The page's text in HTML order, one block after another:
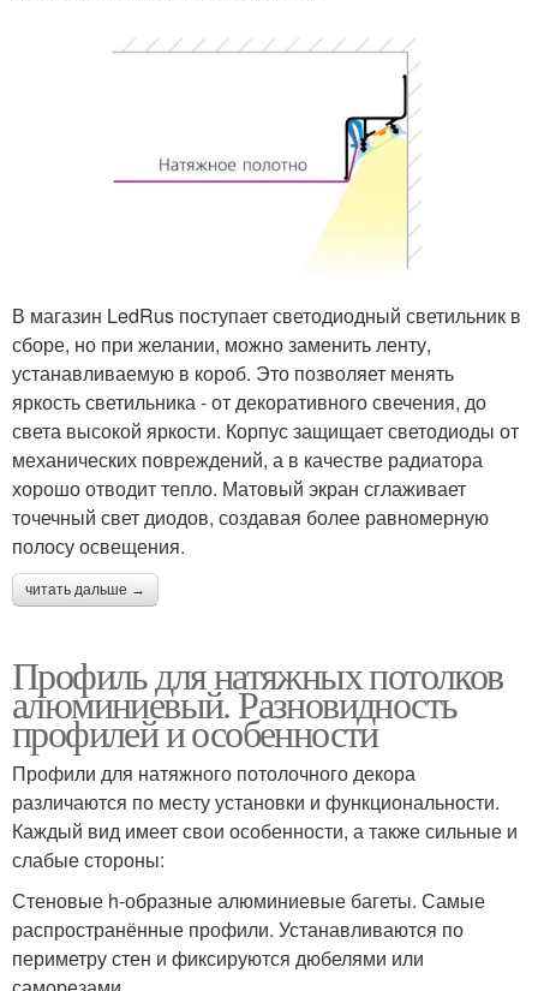
В магазин LedRus поступает светодиодный светильник в
сборе, но при желании, можно заменить ленту,
устанавливаемую в короб. Это позволяет менять
яркость светильника - от декоративного свечения, до
света высокой яркости. Корпус защищает светодиоды от
механических повреждений, а в качестве радиатора
хорошо отводит тепло. Матовый экран сглаживает
точечный свет диодов, создавая более равномерную
полосу освещения.
читать дальше →
Профиль для натяжных потолков
алюминиевый. Разновидность
профилей и особенности
Профили для натяжного потолочного декора
различаются по месту установки и функциональности.
Каждый вид имеет свои особенности, а также сильные и
слабые стороны:
Стеновые h-образные алюминиевые багеты. Самые
распространённые профили. Устанавливаются по
периметру стен и фиксируются дюбелями или